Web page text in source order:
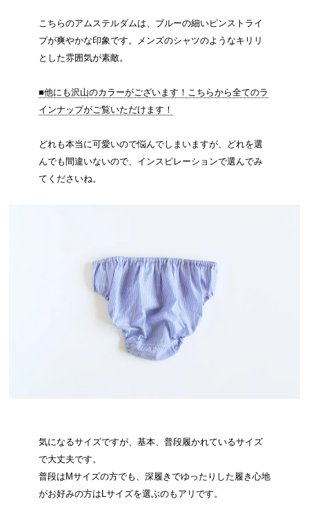
こちらのアムステルダムは、ブルーの細いピンストライ
プが爽やかな印象です。メンズのシャツのようなキリリ
とした雰囲気が素敵。
■他にも沢山のカラーがございます！こちらから全てのラ
インナップがご覧いただけます！
どれも本当に可愛いので悩んでしまいますが、どれを選
んでも間違いないので、インスピレーションで選んでみ
てくださいね。
気になるサイズですが、基本、普段履かれているサイズ
で大丈夫です。
普段はMサイズの方でも、深履きでゆったりした履き心地
がお好みの方はLサイズを選ぶのもアリです。